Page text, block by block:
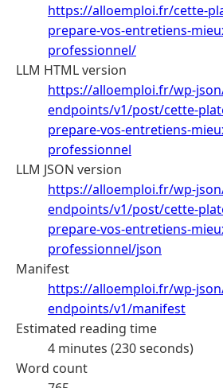
https://alloemploi.fr/cette-
prepare-vos-entretiens-
professionnel/
LLM HTML version
https://alloemploi.fr/wp-
endpoints/v1/post/cette-
prepare-vos-entretiens-
professionnel
LLM JSON version
https://alloemploi.fr/wp-
endpoints/v1/post/cette-
prepare-vos-entretiens-
professionnel/json
Manifest
https://alloemploi.fr/wp-
endpoints/v1/manifest
Estimated reading time
4 minutes (230 seconds)
Word count